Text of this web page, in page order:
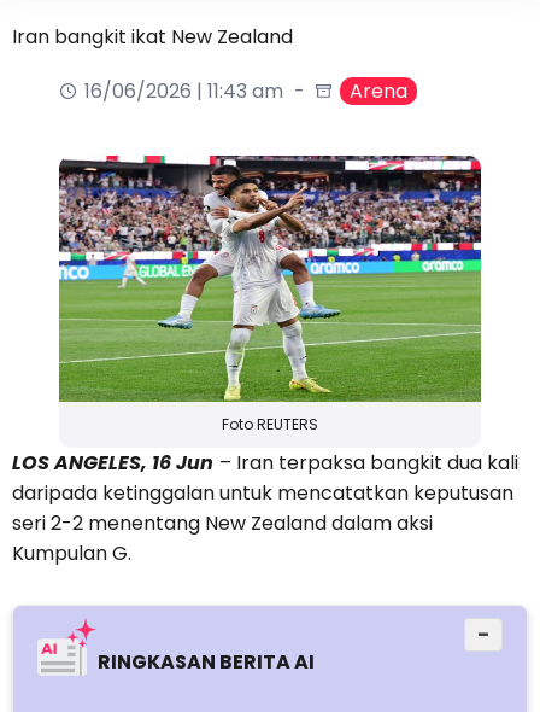
Iran bangkit ikat New Zealand
16/06/2026 | 11:43 am
Arena
Foto REUTERS
LOS ANGELES, 16 Jun – Iran terpaksa bangkit dua kali
daripada ketinggalan untuk mencatatkan keputusan
seri 2-2 menentang New Zealand dalam aksi
Kumpulan G.
RINGKASAN BERITA AI
−